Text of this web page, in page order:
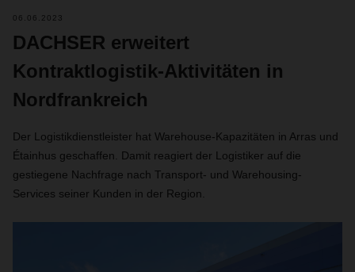
06.06.2023
DACHSER erweitert
Kontraktlogistik-Aktivitäten in
Nordfrankreich
Der Logistikdienstleister hat Warehouse-Kapazitäten in Arras und
Étainhus geschaffen. Damit reagiert der Logistiker auf die
gestiegene Nachfrage nach Transport- und Warehousing-
Services seiner Kunden in der Region.